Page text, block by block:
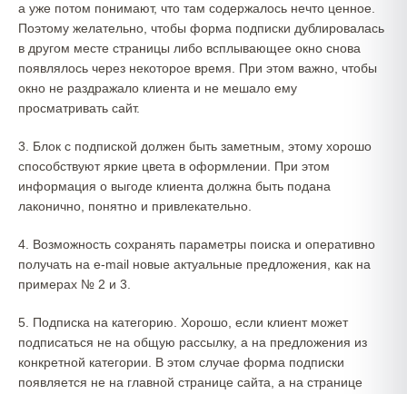
а уже потом понимают, что там содержалось нечто ценное.
Поэтому желательно, чтобы форма подписки дублировалась
в другом месте страницы либо всплывающее окно снова
появлялось через некоторое время. При этом важно, чтобы
окно не раздражало клиента и не мешало ему
просматривать сайт.
3. Блок с подпиской должен быть заметным, этому хорошо
способствуют яркие цвета в оформлении. При этом
информация о выгоде клиента должна быть подана
лаконично, понятно и привлекательно.
4. Возможность сохранять параметры поиска и оперативно
получать на e-mail новые актуальные предложения, как на
примерах № 2 и 3.
5. Подписка на категорию. Хорошо, если клиент может
подписаться не на общую рассылку, а на предложения из
конкретной категории. В этом случае форма подписки
появляется не на главной странице сайта, а на странице